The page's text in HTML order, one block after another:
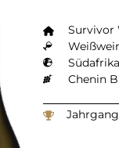
Survivor
Chenin
Jahrgang